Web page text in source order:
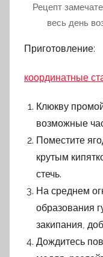
Рецепт
весь день
Приготовление:
координатные
Клюкву
возможные
Поместите
крутым
стечь.
На среднем
образования
закипания,
Дождитесь